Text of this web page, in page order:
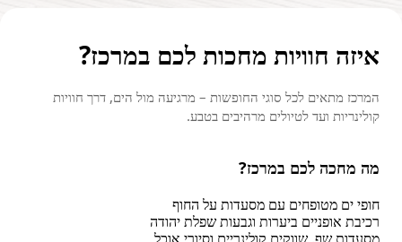
איזה חוויות מחכות לכם במרכז?
המרכז מתאים לכל סוגי החופשות – מרגיעה מול הים, דרך חוויות
קולינריות ועד לטיולים מרהיבים בטבע.
מה מחכה לכם במרכז?
חופי ים מטופחים עם מסעדות על החוף
רכיבת אופניים ביערות וגבעות שפלת יהודה